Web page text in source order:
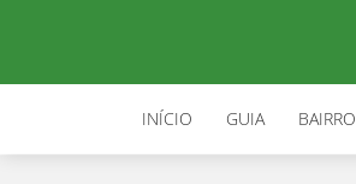
INÍCIO GUIA BAIRRO